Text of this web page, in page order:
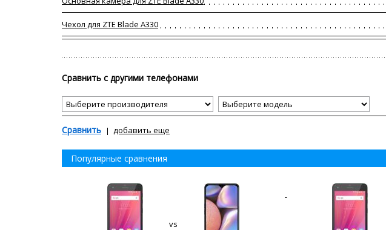
Чехол для ZTE Blade A330
Сравнить с другими телефонами
Сравнить добавить еще
Популярные сравнения
vs